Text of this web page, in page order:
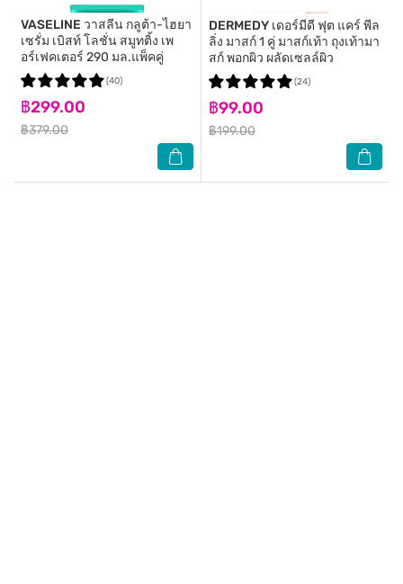
VASELINE วาสลีน กลูต้า-ไฮยา
เซรั่ม เบิสท์ โลชั่น สมูทติ้ง เพ
อร์เฟคเตอร์ 290 มล.แพ็คคู่
฿299.00
฿379.00
(40)
DERMEDY เดอร์มีดี ฟุต แคร์ พีล
ลิ่ง มาสก์ 1 คู่ มาสก์เท้า ถุงเท้ามา
สก์ พอกผิว ผลัดเซลล์ผิว
฿99.00
฿199.00
(24)